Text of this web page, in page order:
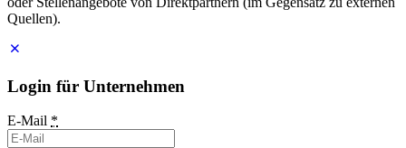
Quellen).
Login für Unternehmen
E-Mail *